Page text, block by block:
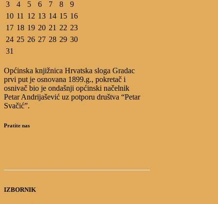
3
4 5 6 7 8
9
10 11 12 13 14 15 16
17 18 19 20 21 22 23
24 25 26 27 28 29 30
31
Općinska knjižnica Hrvatska sloga Gradac
prvi put je osnovana 1899.g., pokretač i
osnivač bio je ondašnji općinski načelnik
Petar Andrijašević uz potporu društva “Petar
Svačić”.
Pratite nas
IZBORNIK